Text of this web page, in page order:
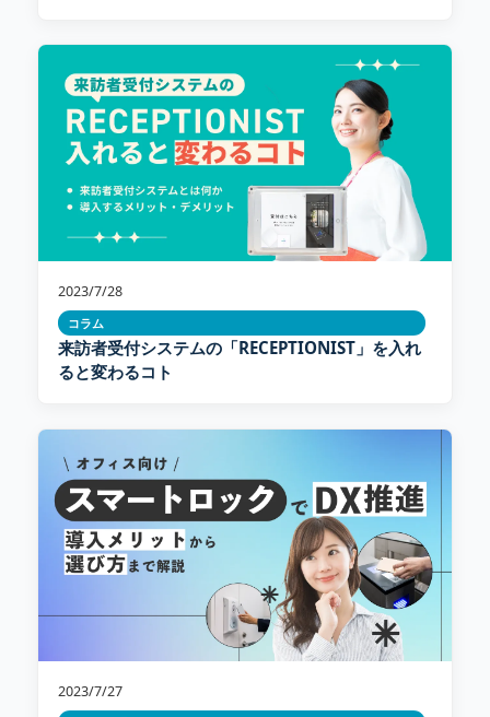
2023/7/28
コラム
来訪者受付システムの「RECEPTIONIST」を入れ
ると変わるコト
2023/7/27